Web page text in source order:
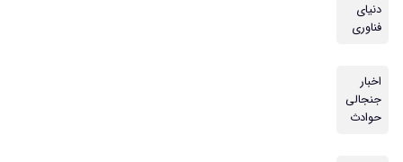
دنیای
فناوری
اخبار
جنجالی
حوادث